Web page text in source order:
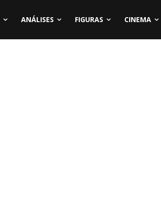
ANÁLISES FIGURAS CINEMA